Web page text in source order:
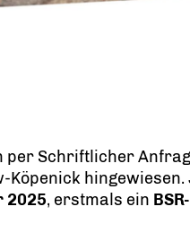
per Schriftlicher
Köpenick
2025, erstmals ein